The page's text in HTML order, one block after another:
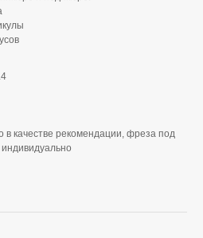
качестве рекомендации, фреза под